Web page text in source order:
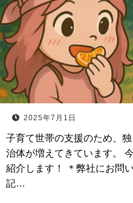
2025年7月1日
子育て世帯の支援のため、
治体が増えてきています。
紹介します！ ＊弊社にお問
記…